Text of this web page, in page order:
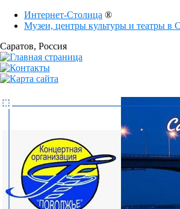
Интернет-Столица ®
Музеи, центры культуры и театры в
Саратов, Россия